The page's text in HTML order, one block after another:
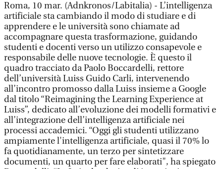
Roma, 10 mar. (Adnkronos/Labitalia) - L’intelligenza
artificiale sta cambiando il modo di studiare e di
apprendere e le università sono chiamate ad
accompagnare questa trasformazione, guidando
studenti e docenti verso un utilizzo consapevole e
responsabile delle nuove tecnologie. È questo il
quadro tracciato da Paolo Boccardelli, rettore
dell’università Luiss Guido Carli, intervenendo
all’incontro promosso dalla Luiss insieme a Google
dal titolo “Reimagining the Learning Experience at
Luiss”, dedicato all’evoluzione dei modelli formativi e
all’integrazione dell’intelligenza artificiale nei
processi accademici. “Oggi gli studenti utilizzano
ampiamente l'intelligenza artificiale, quasi il 70% lo
fa quotidianamente, un terzo per sintetizzare
documenti, un quarto per fare elaborati", ha spiegato